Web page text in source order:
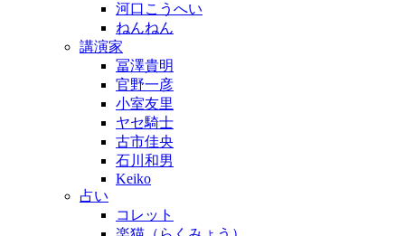
河口こうへい
ねんねん
講演家
冨澤貴明
官野一彦
小室友里
ヤセ騎士
古市佳央
石川和男
Keiko
占い
コレット